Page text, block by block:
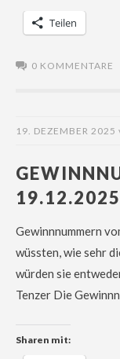
Teilen
0 KOMMENTARE
19. DEZEMBER 2025
19.12.2025
Gewinnnummern
wüssten, wie sehr
würden sie
Tenzer Die
Sharen mit: